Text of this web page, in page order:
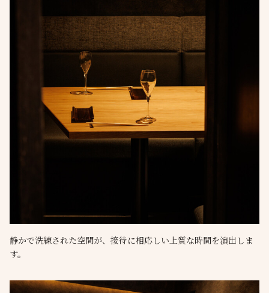
静かで洗練された空間が、接待に相応しい上質な時間を演出しま
す。